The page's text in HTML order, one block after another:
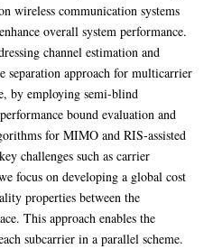
wireless communication systems
overall system performance.
channel estimation and
separation approach for multicarrier
by employing semi-blind
bound evaluation and
for MIMO and RIS-assisted
challenges such as carrier
focus on developing a global cost
properties between the
This approach enables the
subcarrier in a parallel scheme.